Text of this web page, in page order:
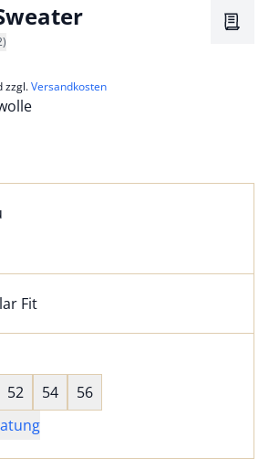
zzgl.Versandkosten
die Passform Regular Fit. für
Fit
52 54
56